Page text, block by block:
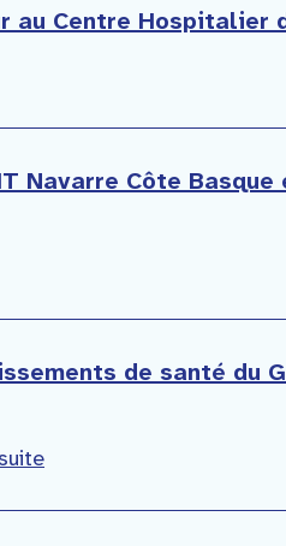
au Centre Hospitalier
Côte Basque
de santé du